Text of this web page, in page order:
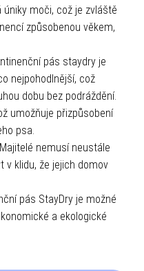
moči, což je zvláště
způsobenou věkem,
pás staydry je
nejpohodlnější, což
dobu bez podráždění.
umožňuje přizpůsobení
psa.
nemusí neustále
v klidu, že jejich domov
pás StayDry je možné
a ekologické